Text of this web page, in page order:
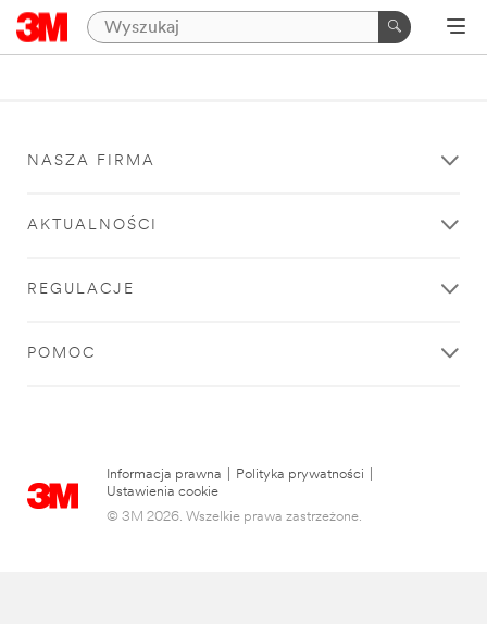
NASZA FIRMA
AKTUALNOŚCI
REGULACJE
POMOC
Informacja prawna Polityka prywatności
Ustawienia cookie
© 3M 2026. Wszelkie prawa zastrzeżone.